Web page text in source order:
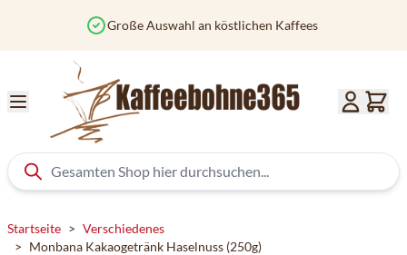
Vor 12 Uhr bestellt? Heute versendet
Startseite > Verschiedenes
> Monbana Kakaogetränk Haselnuss (250g)